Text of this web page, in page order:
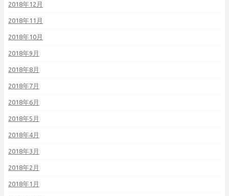
2018年12月
2018年11月
2018年10月
2018年9月
2018年8月
2018年7月
2018年6月
2018年5月
2018年4月
2018年3月
2018年2月
2018年1月